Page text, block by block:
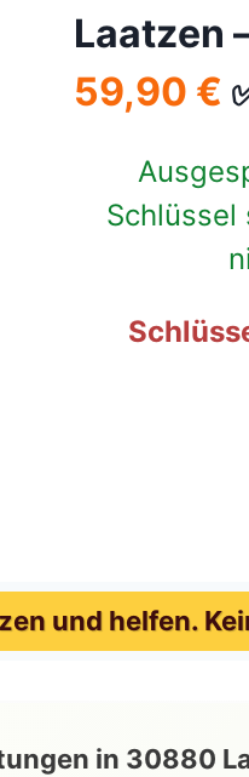
Laatzen
59,90 €
und helfen.
in 30880